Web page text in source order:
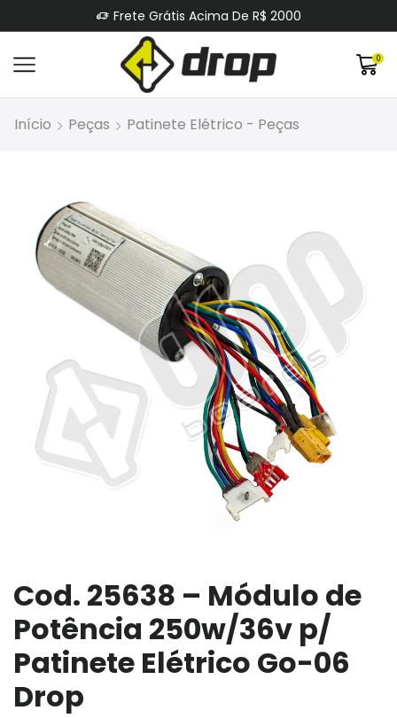
Frete Grátis Acima De R$ 2000
0
Início Peças Patinete Elétrico - Peças
Cod. 25638 – Módulo de
Potência 250w/36v p/
Patinete Elétrico Go-06
Drop